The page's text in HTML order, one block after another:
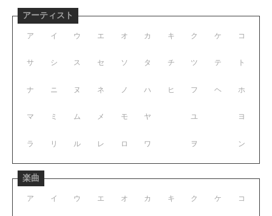
アーティスト
ア イ ウ エ オ
サ シ ス セ ソ
ナ ニ ヌ ネ ノ
マ ミ ム メ モ
ラ リ ル レ ロ
カ キ ク ケ コ
タ チ ツ テ ト
ハ ヒ フ ヘ ホ
ヤ ユ ヨ
ワ ヲ ン
楽曲
ア イ ウ エ オ カ キ ク ケ コ